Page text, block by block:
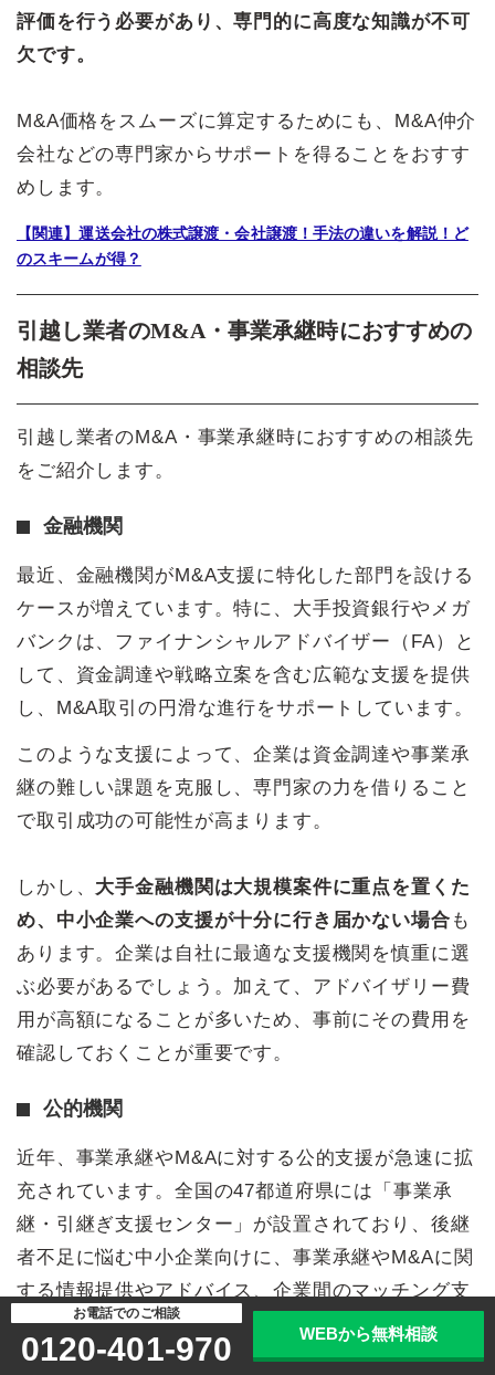
評価を行う必要があり、専門的に高度な知識が不可
欠です。
M&A価格をスムーズに算定するためにも、M&A仲介
会社などの専門家からサポートを得ることをおすす
めします。
【関連】運送会社の株式譲渡・会社譲渡！手法の違いを解説！ど
のスキームが得？
引越し業者のM&A・事業承継時におすすめの
相談先
引越し業者のM&A・事業承継時におすすめの相談先
をご紹介します。
金融機関
最近、金融機関がM&A支援に特化した部門を設ける
ケースが増えています。特に、大手投資銀行やメガ
バンクは、ファイナンシャルアドバイザー（FA）と
して、資金調達や戦略立案を含む広範な支援を提供
し、M&A取引の円滑な進行をサポートしています。
このような支援によって、企業は資金調達や事業承
継の難しい課題を克服し、専門家の力を借りること
で取引成功の可能性が高まります。
しかし、 大手金融機関は大規模案件に重点を置くた
め、中小企業への支援が十分に行き届かない場合 も
あります。企業は自社に最適な支援機関を慎重に選
ぶ必要があるでしょう。加えて、アドバイザリー費
用が高額になることが多いため、事前にその費用を
確認しておくことが重要です。
公的機関
近年、事業承継やM&Aに対する公的支援が急速に拡
充されています。全国の47都道府県には「事業承
継・引継ぎ支援センター」が設置されており、後継
者不足に悩む中小企業向けに、事業承継やM&Aに関
する情報提供やアドバイス、企業間のマッチング支
援を無料で行っています。
お電話でのご相談
0120-401-970 WEBから無料相談